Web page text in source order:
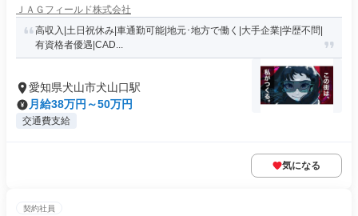
ＪＡＧフィールド株式会社
高収入|土日祝休み|車通勤可能|地元･地方で働く|大手企業|学歴不問|
有資格者優遇|CAD...
愛知県犬山市犬山口駅
月給38万円～50万円
交通費支給
気になる
契約社員